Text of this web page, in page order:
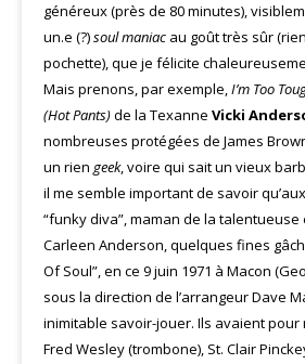
généreux (près de 80 minutes),
un.e (?)soul maniac au goût très sûr
pochette), que je félicite
Mais prenons, par exemple,I’m Too
(Hot Pants)de la Texanne Vicki
nombreuses protégées de James
un rien geek, voire qui sait un vieux
il me semble important de savoir
“funky diva”, maman de la
Carleen Anderson, quelques fines
Of Soul”, en ce 9 juin 1971 à Macon
sous la direction de l’arrangeur Dave
inimitable savoir-jouer. Ils avaient pour
Fred Wesley (trombone), St. Clair